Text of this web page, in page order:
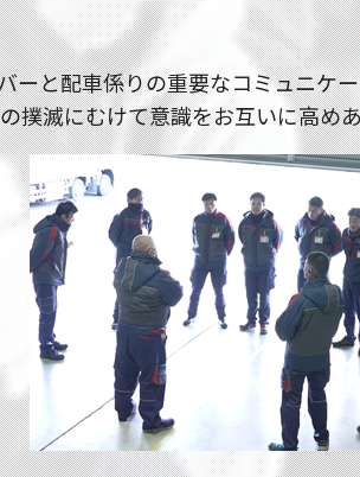
ーと配車係りの重要なコミュニケ
撲滅にむけて意識をお互いに高め